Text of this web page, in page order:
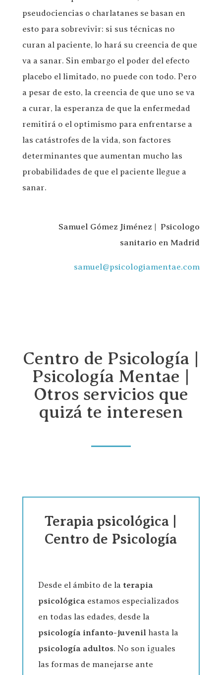
pseudociencias o charlatanes se basan en
esto para sobrevivir: si sus técnicas no
curan al paciente, lo hará su creencia de que
va a sanar. Sin embargo el poder del efecto
placebo el limitado, no puede con todo. Pero
a pesar de esto, la creencia de que uno se va
a curar, la esperanza de que la enfermedad
remitirá o el optimismo para enfrentarse a
las catástrofes de la vida, son factores
determinantes que aumentan mucho las
probabilidades de que el paciente llegue a
sanar.
Samuel Gómez Jiménez | Psicologo
sanitario en Madrid
samuel@psicologiamentae.com
Centro de Psicología |
Psicología Mentae |
Otros servicios que
quizá te interesen
Terapia psicológica |
Centro de Psicología
Desde el ámbito de la terapia
psicológica estamos especializados
en todas las edades, desde la
psicología infanto-juvenilhasta la
psicología adultos. No son iguales
las formas de manejarse ante